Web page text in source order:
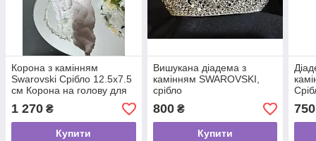
Корона з камінням
Swarovski Срібло 12.5х7.5
см Корона на голову для
діадема
1 270 ₴
Купити
Вишукана діадема з
камінням SWAROVSKI,
срібло
800₴
Купити
750